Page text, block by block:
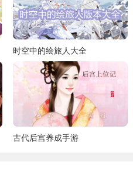
时空中的绘旅人大全
古代后宫养成手游